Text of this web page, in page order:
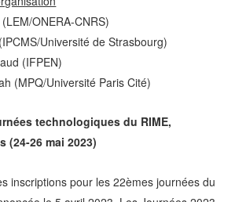
ONERA-CNRS)
Université de Strasbourg)
(IFPEN)
(MPQ/Université Paris Cité)
technologiques du RIME,
(24-26 mai 2023)
inscriptions pour les 22èmes journées du